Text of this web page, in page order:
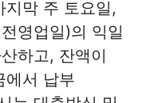
지막 주 토요일,
영업일)의 익일
하고, 잔액이
에서 납부